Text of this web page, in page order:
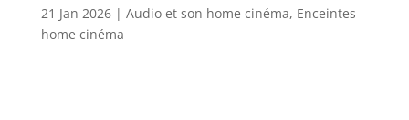
21 Jan 2026| Audio et son home cinéma, Enceintes
home cinéma